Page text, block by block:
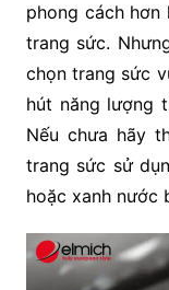
phong cách
trang sức.
chọn trang sức
hút năng lượng
Nếu chưa hãy
trang sức sử
hoặc xanh nước